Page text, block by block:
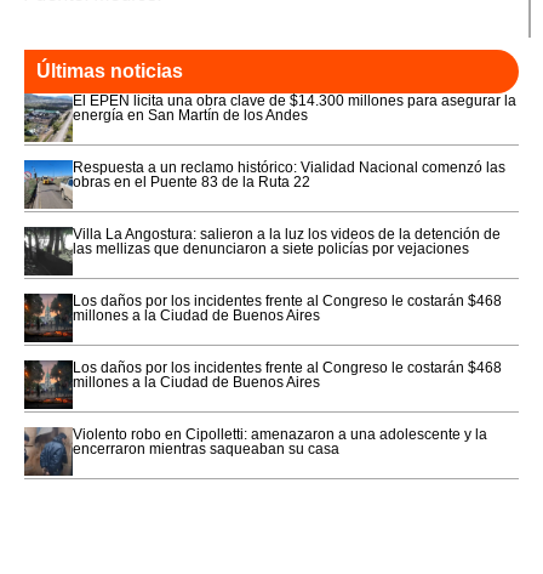
Últimas noticias
El EPEN licita una obra clave de $14.300 millones para asegurar la
energía en San Martín de los Andes
Respuesta a un reclamo histórico: Vialidad Nacional comenzó las
obras en el Puente 83 de la Ruta 22
Villa La Angostura: salieron a la luz los videos de la detención de
las mellizas que denunciaron a siete policías por vejaciones
Los daños por los incidentes frente al Congreso le costarán $468
millones a la Ciudad de Buenos Aires
Los daños por los incidentes frente al Congreso le costarán $468
millones a la Ciudad de Buenos Aires
Violento robo en Cipolletti: amenazaron a una adolescente y la
encerraron mientras saqueaban su casa